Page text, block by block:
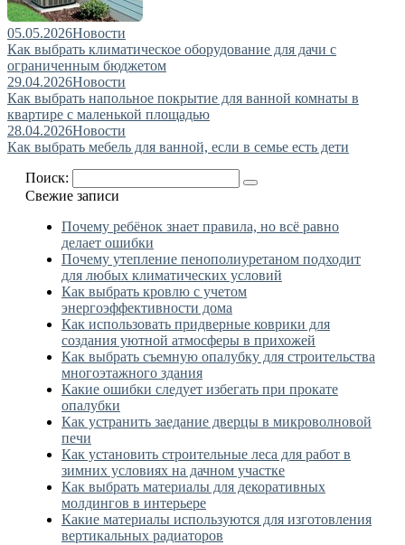
05.05.2026Новости
Как выбрать климатическое оборудование для дачи с
ограниченным бюджетом
29.04.2026Новости
Как выбрать напольное покрытие для ванной комнаты в
квартире с маленькой площадью
28.04.2026Новости
Как выбрать мебель для ванной, если в семье есть дети
Поиск:
Свежие записи
Почему ребёнок знает правила, но всё равно
делает ошибки
Почему утепление пенополиуретаном подходит
для любых климатических условий
Как выбрать кровлю с учетом
энергоэффективности дома
Как использовать придверные коврики для
создания уютной атмосферы в прихожей
Как выбрать съемную опалубку для строительства
многоэтажного здания
Какие ошибки следует избегать при прокате
опалубки
Как устранить заедание дверцы в микроволновой
печи
Как установить строительные леса для работ в
зимних условиях на дачном участке
Как выбрать материалы для декоративных
молдингов в интерьере
Какие материалы используются для изготовления
вертикальных радиаторов